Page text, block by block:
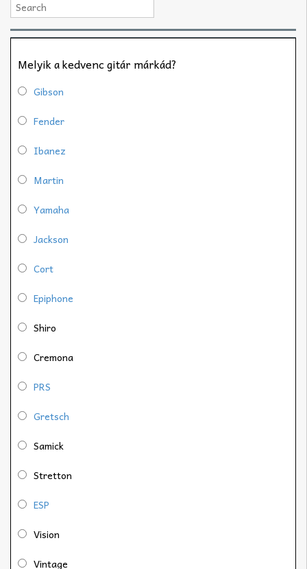
Melyik a kedvenc gitár márkád?
Gibson
Fender
Ibanez
Martin
Yamaha
Jackson
Cort
Epiphone
Shiro
Cremona
PRS
Gretsch
Samick
Stretton
ESP
Vision
Vintage